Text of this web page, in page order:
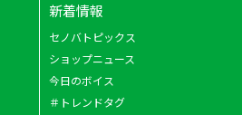
新着情報
セノバトピックス
ショップニュース
今日のボイス
＃トレンドタグ